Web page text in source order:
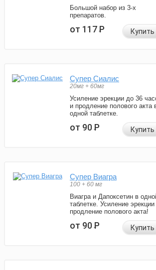
Большой набор из 3-х
препаратов.
от 117Р Купить
Супер Сиалис
20мг + 60мг
Усиление эрекции до 36
и продление полового акта
одной таблетке.
от 90Р Купить
Супер Виагра
100 + 60 мг
Виагра и Дапоксетин в
таблетке. Усиление эрекции
продление полового акта!
от 90Р Купить